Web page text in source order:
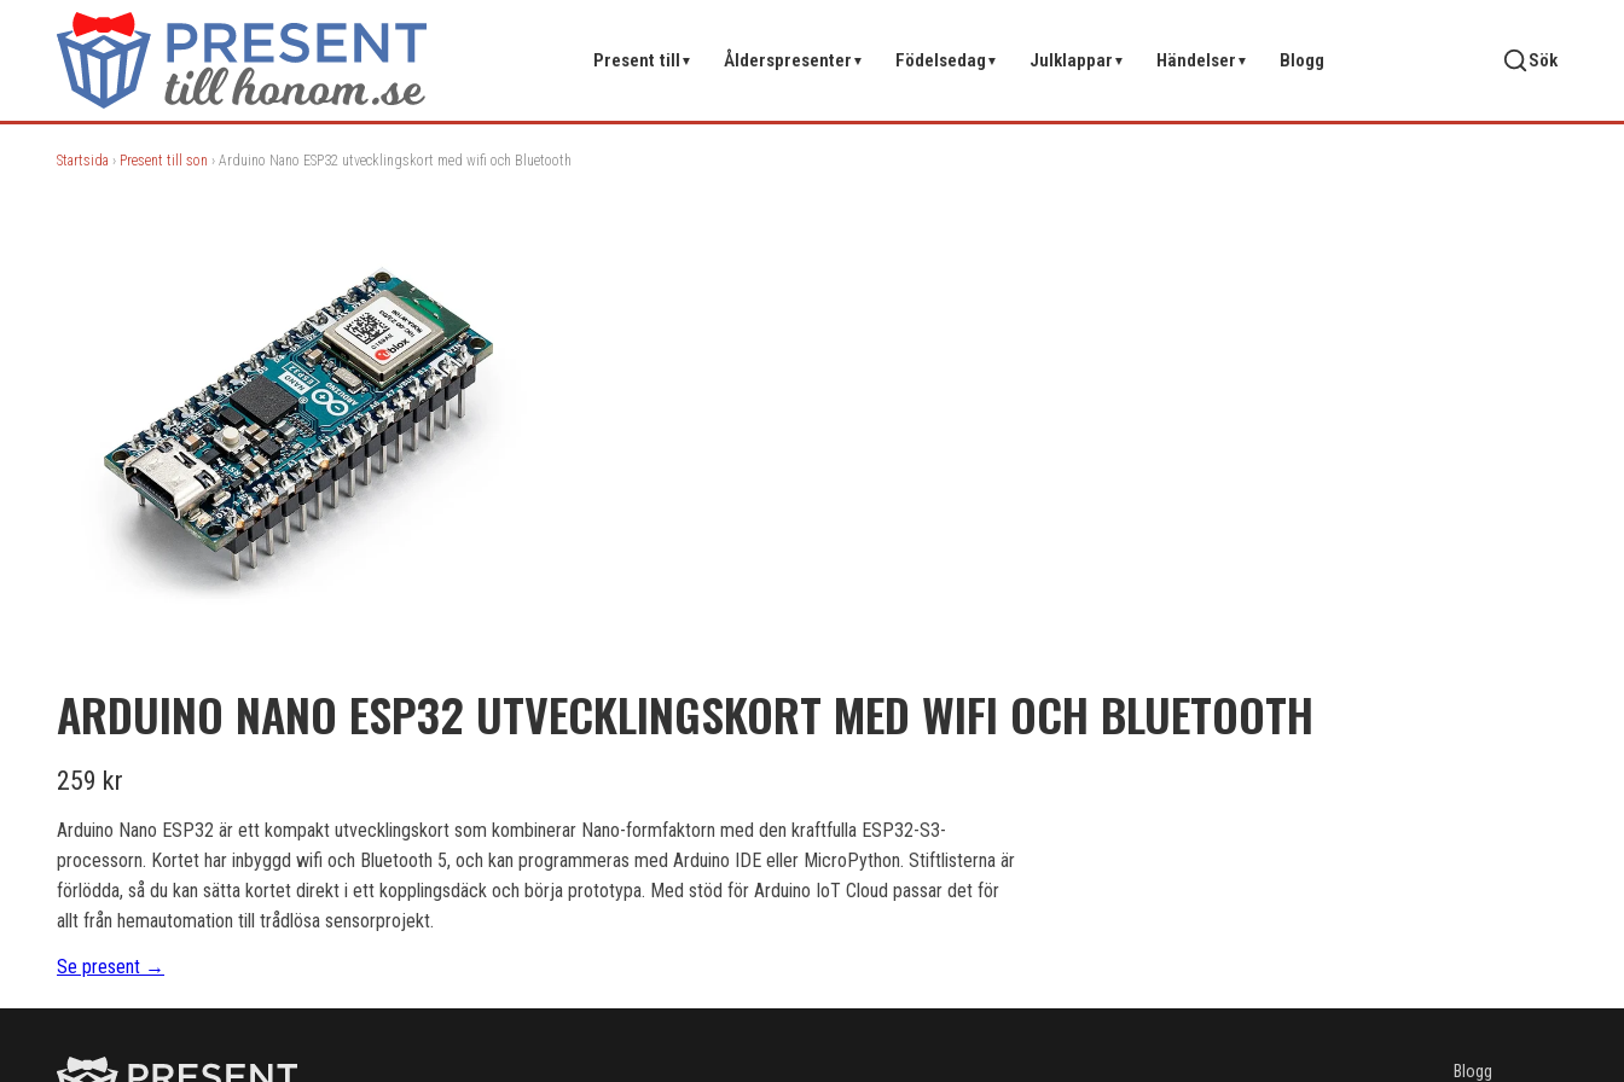
Present till ▼ Ålderspresenter ▼ Födelsedag ▼ Julklappar ▼ Händelser ▼ Blogg Sök
Startsida › Present till son › Arduino Nano ESP32 utvecklingskort med wifi och Bluetooth
ARDUINO NANO ESP32 UTVECKLINGSKORT MED WIFI OCH BLUETOOTH
259 kr
Arduino Nano ESP32 är ett kompakt utvecklingskort som kombinerar Nano-formfaktorn med den kraftfulla ESP32-S3-
processorn. Kortet har inbyggd wifi och Bluetooth 5, och kan programmeras med Arduino IDE eller MicroPython. Stiftlisterna är
förlödda, så du kan sätta kortet direkt i ett kopplingsdäck och börja prototypa. Med stöd för Arduino IoT Cloud passar det för
allt från hemautomation till trådlösa sensorprojekt.
Se present →
Blogg